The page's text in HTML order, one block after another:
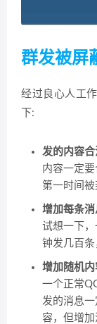
群发被屏
经过良心人工
下:
发的内容合
内容一定
第一时间被
增加每条
试想一下
钟发几百
增加随机内
一个正常
发的消息
容，但增